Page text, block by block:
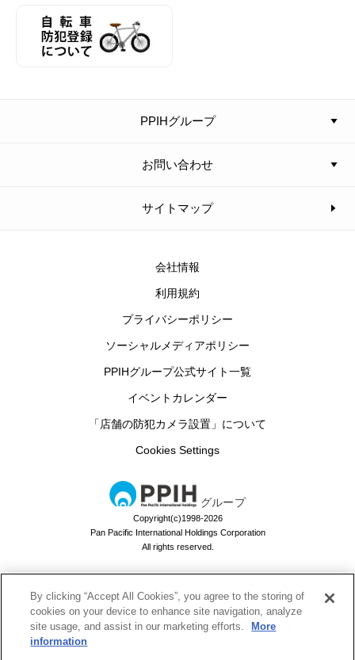
PPIHグループ
お問い合わせ
サイトマップ
会社情報
利用規約
プライバシーポリシー
ソーシャルメディアポリシー
PPIHグループ公式サイト一覧
イベントカレンダー
「店舗の防犯カメラ設置」について
Cookies Settings
グループ
Copyright(c)1998-2026
Pan Pacific International Holdings Corporation
All rights reserved.
By clicking “Accept All Cookies”, you agree to the storing of
cookies on your device to enhance site navigation, analyze
site usage, and assist in our marketing efforts.
More
information
ドン・キホーテのお買い物アプリ
ドンキでお買い物するなら必須！